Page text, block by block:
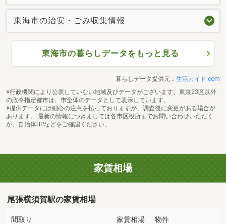
東海市の治安・ごみ収集情報
東海市の暮らしデータをもっと見る
暮らしデータ提供元： 生活ガイド.com
※行政機関により公表していない地域及びデータがございます。東京23区以外
の政令指定都市は、市全体のデータとして表示しています。
※提供データには細心の注意を払っておりますが、調査後に変更がある場合が
あります。 最新の情報につきましては各市区役所までお問い合わせいただく
か、自治体HPなどをご確認ください。
家賃相場
尾張横須賀駅の家賃相場
間取り 家賃相場 物件